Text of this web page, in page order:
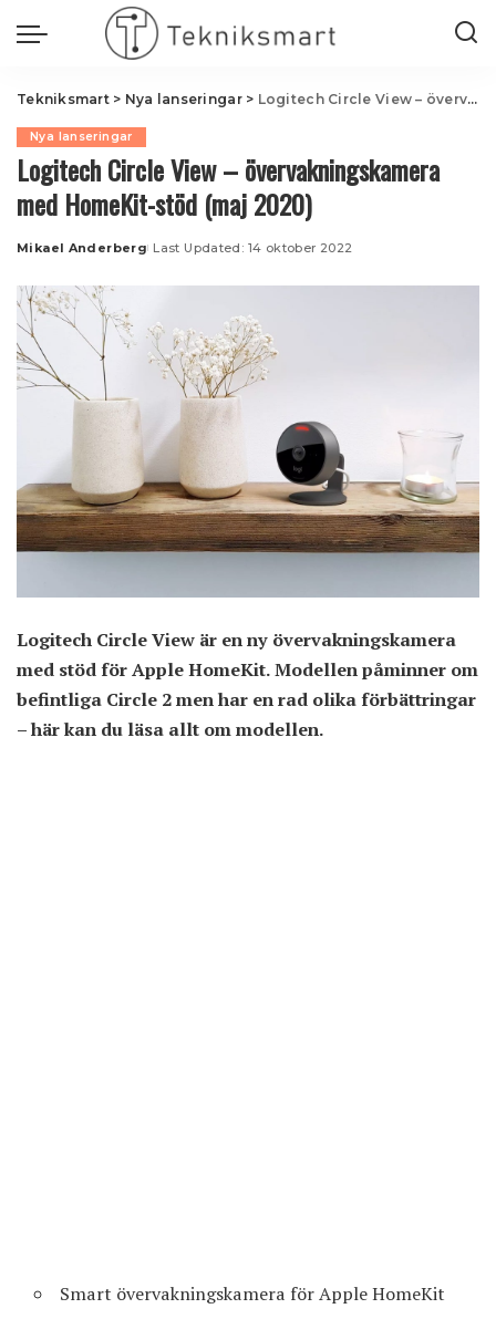
Tekniksmart> Nya lanseringar> Logitech Circle View – övervakningskamera med HomeKit-stöd (maj 2020)
Nya lanseringar
Logitech Circle View – övervakningskamera
med HomeKit-stöd (maj 2020)
Posted
Mikael Anderberg Last Updated: 14 oktober 2022
Logitech Circle View är en ny övervakningskamera
med stöd för Apple HomeKit. Modellen påminner om
befintliga Circle 2 men har en rad olika förbättringar
– här kan du läsa allt om modellen.
Smart övervakningskamera för Apple HomeKit